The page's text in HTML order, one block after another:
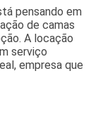
pensando em
de camas
A locação
serviço
empresa que